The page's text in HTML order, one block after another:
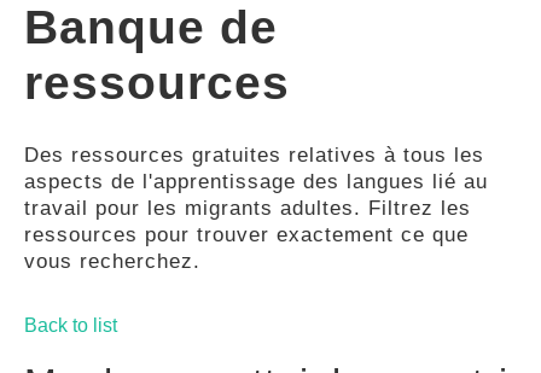
COMPÉTENCES
GUIDES
Banque de
ressources
Des ressources gratuites relatives à tous les
aspects de l'apprentissage des langues lié au
travail pour les migrants adultes. Filtrez les
ressources pour trouver exactement ce que
vous recherchez.
Back to list